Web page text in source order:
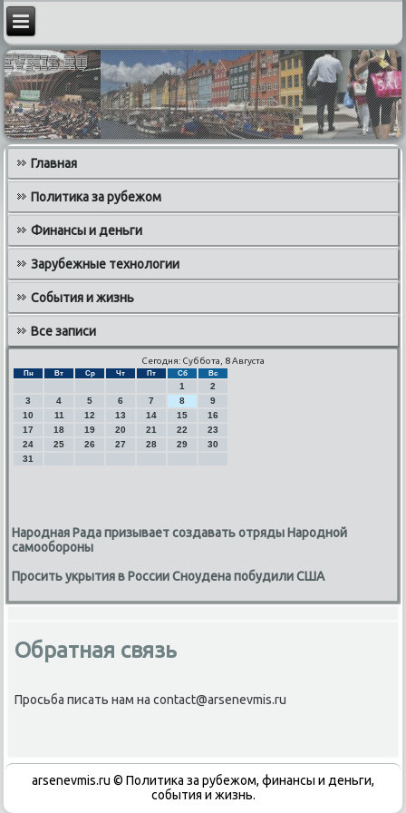
Главная
Политика за рубежом
Финансы и деньги
Зарубежные технологии
События и жизнь
Все записи
Сегодня: Суббота, 8 Августа
Пн Вт Ср Чт Пт Сб Вс
1
2
3
4 5 6 7 8
9
10
11 12 13 14 15
16
17
18 19 20 21 22
23
24
25 26 27 28 29
30
31
Народная Рада призывает создавать отряды Народной
самообороны
Просить укрытия в России Сноудена побудили США
Обратная связь
Просьба писать нам на contact@arsenevmis.ru
arsenevmis.ru © Политика за рубежом, финансы и деньги,
события и жизнь.